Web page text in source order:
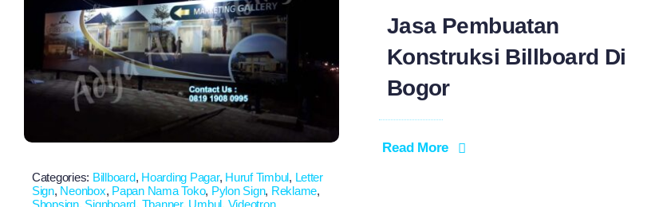
Categories: Billboard, Hoarding Pagar, Huruf Timbul, Letter
Sign, Neonbox, Papan Nama Toko, Pylon Sign, Reklame,
Shopsign, Signboard, Tbanner, Umbul, Videotron
Jasa Pembuatan
Konstruksi Billboard Di
Bogor
Read More